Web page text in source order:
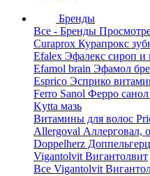
Бренды
Все - Бренды
Curaprox Курапрокс
Efalex Эфалекс сироп и
Efamol brain Эфамол
Esprico Эсприко
Ferro Sanol Ферро
Kytta мазь
Витамины для волос
Allergoval Аллерговал,
Doppelherz Доппельгерц
Vigantolvit Вигантолвит
Все Vigantolvit